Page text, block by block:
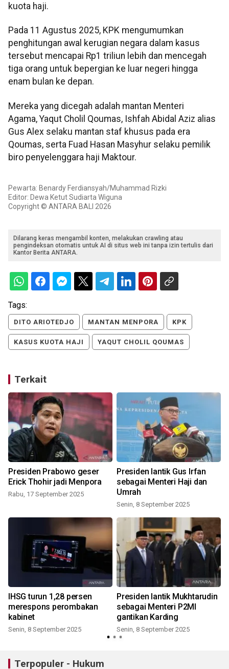
kuota haji.
Pada 11 Agustus 2025, KPK mengumumkan
penghitungan awal kerugian negara dalam kasus
tersebut mencapai Rp1 triliun lebih dan mencegah
tiga orang untuk bepergian ke luar negeri hingga
enam bulan ke depan.
Mereka yang dicegah adalah mantan Menteri
Agama, Yaqut Cholil Qoumas, Ishfah Abidal Aziz alias
Gus Alex selaku mantan staf khusus pada era
Qoumas, serta Fuad Hasan Masyhur selaku pemilik
biro penyelenggara haji Maktour.
Pewarta: Benardy Ferdiansyah/Muhammad Rizki
Editor: Dewa Ketut Sudiarta Wiguna
Copyright © ANTARA BALI 2026
Dilarang keras mengambil konten, melakukan crawling atau
pengindeksan otomatis untuk AI di situs web ini tanpa izin tertulis dari
Kantor Berita ANTARA.
Tags:
DITO ARIOTEDJO MANTAN MENPORA KPK
KASUS KUOTA HAJI YAQUT CHOLIL QOUMAS
Terkait
Presiden Prabowo geser
Erick Thohir jadi Menpora
Rabu, 17 September 2025
Presiden lantik Gus Irfan
sebagai Menteri Haji dan
Umrah
Senin, 8 September 2025
IHSG turun 1,28 persen
merespons perombakan
kabinet
Senin, 8 September 2025
Presiden lantik Mukhtarudin
sebagai Menteri P2MI
gantikan Karding
Senin, 8 September 2025
Terpopuler - Hukum